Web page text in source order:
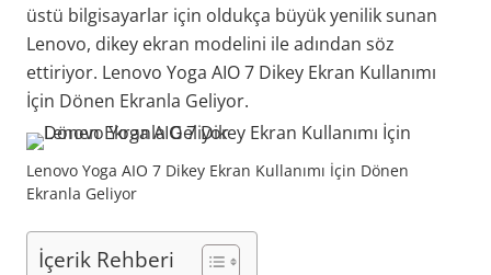
üstü bilgisayarlar için oldukça büyük yenilik sunan
Lenovo, dikey ekran modelini ile adından söz
ettiriyor. Lenovo Yoga AIO 7 Dikey Ekran Kullanımı
İçin Dönen Ekranla Geliyor.
Lenovo Yoga AIO 7 Dikey Ekran Kullanımı İçin Dönen
Ekranla Geliyor
İçerik Rehberi